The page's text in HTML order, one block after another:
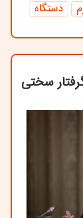
دستگاه
سختی